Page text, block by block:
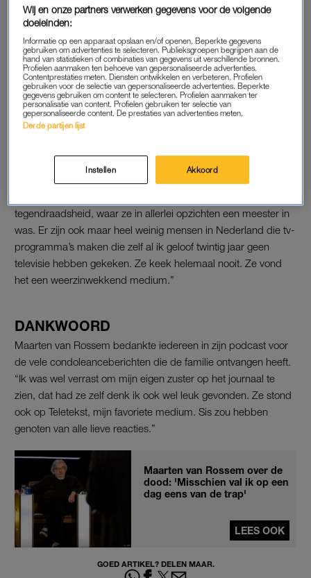
ook treurig dat ze deze dag niet meer kan meemaken.”
TELEVISIE
Hier zijn de Van Rossems, het televisieprogramma dat Van
Rossem samen met zijn broer Vincent en Sis maakte, gaat niet
op dezelfde manier door.
tegendraadsheid, waar ze in allerlei opzichten een meester in
was. Er zijn ook maar heel weinig mensen in Nederland die tv-
programma’s maken die zelf al ik geloof twintig jaar geen
televisie hebben gekeken. Ze keek helemaal nooit. Ze vond
het een weerzinwekkend medium.”
DANKWOORD
Maarten van Rossem bedankte iedereen in zijn podcast voor
de vele condoleanceberichten die de familie ontvangen heeft.
“Ik was wel verrast om mijn eigen zuster op het journaal te
zien, dat had ze zelf denk ik ook wel leuk gevonden. Ze stond
ook op Teletekst, mijn favoriete medium. Sis zou hebben
genoten van alle lieve reacties.”
Maarten van Rossem over de
dood: 'Misschien val ik op een
dag eens van de trap'
LEES OOK
GOED ARTIKEL? DELEN MAAR.
Wij en onze partners verwerken gegevens voor de volgende
doeleinden:
Informatie op een apparaat opslaan en/of openen. Beperkte gegevens
gebruiken om advertenties te selecteren. Publieksgroepen begrijpen aan de
hand van statistieken of combinaties van gegevens uit verschillende bronnen.
Profielen aanmaken ten behoeve van gepersonaliseerde advertenties.
Contentprestaties meten. Diensten ontwikkelen en verbeteren. Profielen
gebruiken voor de selectie van gepersonaliseerde advertenties. Beperkte
gegevens gebruiken om content te selecteren. Profielen aanmaken ter
personalisatie van content. Profielen gebruiken ter selectie van
gepersonaliseerde content. De prestaties van advertenties meten.
Derde partijen lijst
Instellen Akkoord